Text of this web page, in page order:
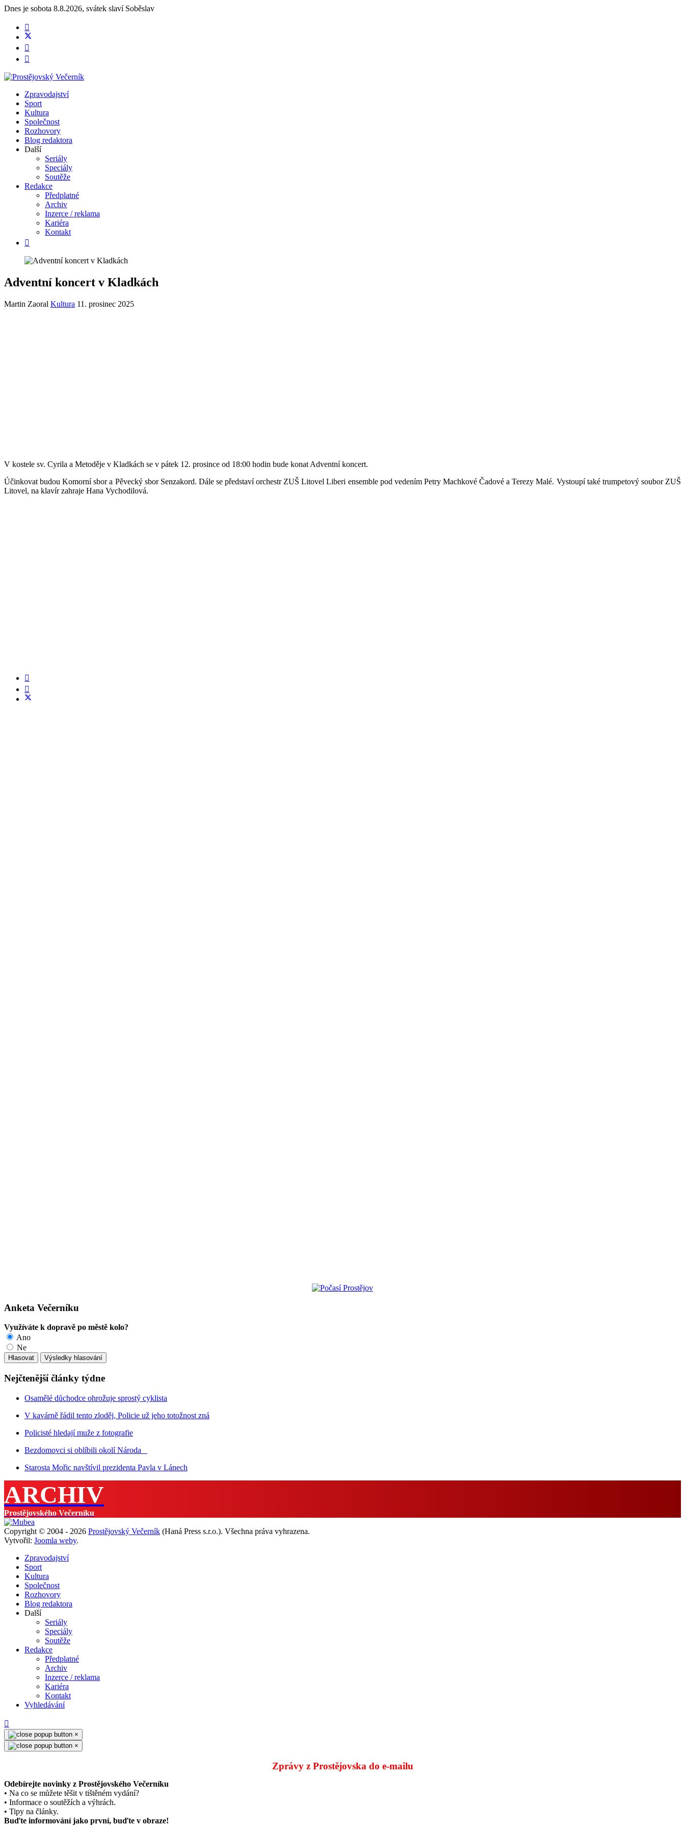
Dnes je sobota 8.8.2026, svátek slaví Soběslav
Zpravodajství
Sport
Kultura
Společnost
Rozhovory
Blog redaktora
Další
Seriály
Speciály
Soutěže
Redakce
Předplatné
Archiv
Inzerce / reklama
Kariéra
Kontakt
Adventní koncert v Kladkách
Martin Zaoral Kultura 11. prosinec 2025
V kostele sv. Cyrila a Metoděje v Kladkách se v pátek 12. prosince od 18:00 hodin bude konat Adventní koncert.
Účinkovat budou Komorní sbor a Pěvecký sbor Senzakord. Dále se představí orchestr ZUŠ Litovel Liberi ensemble pod vedením Petry Machkové Čadové a Terezy Malé. Vystoupí také trumpetový soubor ZUŠ
Litovel, na klavír zahraje Hana Vychodilová.
Anketa Večerníku
Využíváte k dopravě po městě kolo?
Ano
Ne
Nejčtenější články týdne
Osamělé důchodce ohrožuje sprostý cyklista
V kavárně řádil tento zloděj, Policie už jeho totožnost zná
Policisté hledají muže z fotografie
Bezdomovci si oblíbili okolí Národa
Starosta Mořic navštívil prezidenta Pavla v Lánech
ARCHIV
Prostějovského Večerníku
Copyright © 2004 - 2026 Prostějovský Večerník (Haná Press s.r.o.). Všechna práva vyhrazena.
Vytvořil: Joomla weby.
Zpravodajství
Sport
Kultura
Společnost
Rozhovory
Blog redaktora
Další
Seriály
Speciály
Soutěže
Redakce
Předplatné
Archiv
Inzerce / reklama
Kariéra
Kontakt
Vyhledávání
×
×
Zprávy z Prostějovska do e‑mailu
Odebírejte novinky z Prostějovského Večerníku
• Na co se můžete těšit v tištěném vydání?
• Informace o soutěžích a výhrách.
• Tipy na články.
Buďte informování jako první, buďte v obraze!